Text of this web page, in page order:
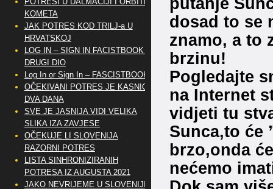
dosad to se
znamo, a to
brzinu!
Pogledajte
na Internet
vidjeti tu
Sunca,to će
brzo,onda
nećemo
KOMETA
JAK POTRES KOD TRILJ-a U
HRVATSKOJ
LOG IN – SIGN IN FACISTBOOK –
DRUGI DIO
Log In or Sign In – FASCISTBOOK
OČEKIVANI POTRES JE KASNIO
DVA DANA
SVE JE JASNIJA VIDI VELIKA
SLIKA IZA ZAVJESE
OČEKUJE LI SLOVENIJA
RAZORNI POTRES
LISTA SINHRONIZIRANIH
POTRESA IZ AUGUSTA 2021
JAKO NEVRIJEME U SLOVENIJI